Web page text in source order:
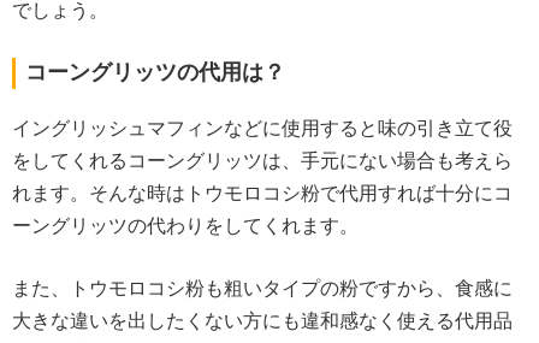
でしょう。
コーングリッツの代用は？
イングリッシュマフィンなどに使用すると味の引き立て役
をしてくれるコーングリッツは、手元にない場合も考えら
れます。そんな時はトウモロコシ粉で代用すれば十分にコ
ーングリッツの代わりをしてくれます。
また、トウモロコシ粉も粗いタイプの粉ですから、食感に
大きな違いを出したくない方にも違和感なく使える代用品